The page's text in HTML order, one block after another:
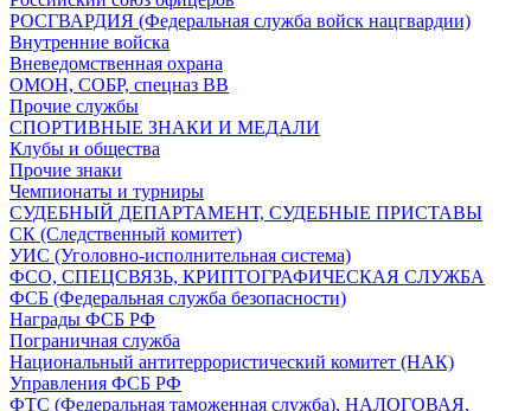
РОСГВАРДИЯ (Федеральная служба войск нацгвардии)
Внутренние войска
Вневедомственная охрана
ОМОН, СОБР, спецназ ВВ
Прочие службы
СПОРТИВНЫЕ ЗНАКИ И МЕДАЛИ
Клубы и общества
Прочие знаки
Чемпионаты и турниры
СУДЕБНЫЙ ДЕПАРТАМЕНТ, СУДЕБНЫЕ ПРИСТАВЫ
СК (Следственный комитет)
УИС (Уголовно-исполнительная система)
ФСО, СПЕЦСВЯЗЬ, КРИПТОГРАФИЧЕСКАЯ СЛУЖБА
ФСБ (Федеральная служба безопасности)
Награды ФСБ РФ
Пограничная служба
Национальный антитеррористический комитет (НАК)
Управления ФСБ РФ
ФТС (Федеральная таможенная служба), НАЛОГОВАЯ,